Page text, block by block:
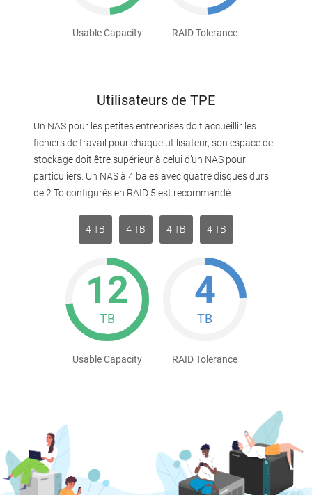
Usable Capacity RAID Tolerance
Utilisateurs de TPE
Un NAS pour les petites entreprises doit accueillir les
fichiers de travail pour chaque utilisateur, son espace de
stockage doit être supérieur à celui d’un NAS pour
particuliers. Un NAS à 4 baies avec quatre disques durs
de 2 To configurés en RAID 5 est recommandé.
4 TB 4 TB 4 TB 4 TB
12
TB
Usable Capacity
4
TB
RAID Tolerance